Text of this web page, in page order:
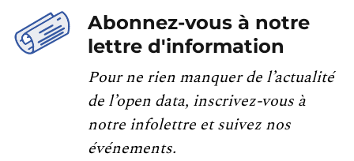
Abonnez-vous à notre
lettre d'information
Pour ne rien manquer de l’actualité
de l’open data, inscrivez-vous à
notre infolettre et suivez nos
événements.